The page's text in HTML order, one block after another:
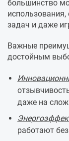
большинство
задач и даже
Важные
достойным
даже на
работают